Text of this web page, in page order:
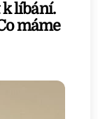
k líbání.
máme